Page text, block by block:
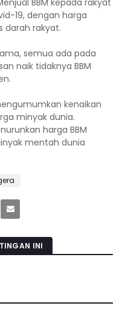
BBM kepada rakyat
19, dengan harga
darah rakyat.
semua ada pada
naik tidaknya BBM
kenaikan
minyak dunia.
harga BBM
mentah dunia
INI